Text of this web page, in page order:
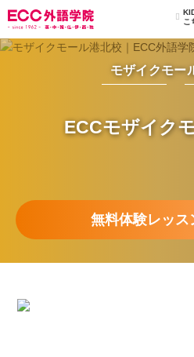
こ
モザイクモー
ECCモザイク
無料体験レッス